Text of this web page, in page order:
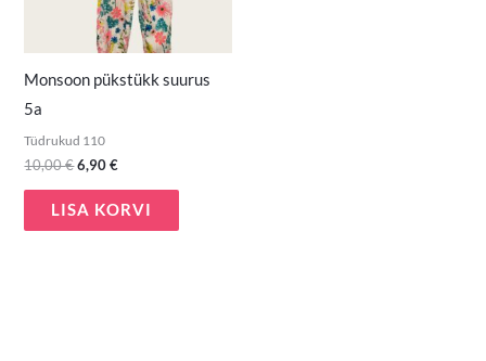
Monsoon pükstükk suurus
5a
Tüdrukud 110
10,00€6,90€
LISA KORVI